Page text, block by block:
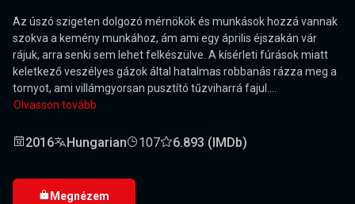
Az úszó szigeten dolgozó mérnökök és munkások hozzá vannak
szokva a kemény munkához, ám ami egy április éjszakán vár
rájuk, arra senki sem lehet felkészülve. A kísérleti fúrások miatt
keletkező veszélyes gázok által hatalmas robbanás rázza meg a
tornyot, ami villámgyorsan pusztító tűzviharrá fajul....
Olvasson tovább
2016 Hungarian 107 6.893 (IMDb)
Megnézem